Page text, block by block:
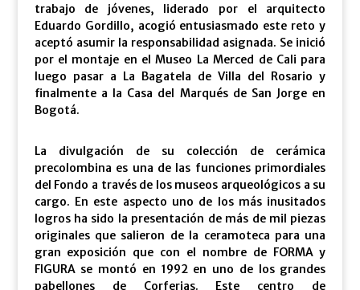
trabajo de jóvenes, liderado por el arquitecto
Eduardo Gordillo, acogió entusiasmado este reto y
aceptó asumir la responsabilidad asignada. Se inició
por el montaje en el Museo La Merced de Cali para
luego pasar a La Bagatela de Villa del Rosario y
finalmente a la Casa del Marqués de San Jorge en
Bogotá.
La divulgación de su colección de cerámica
precolombina es una de las funciones primordiales
del Fondo a través de los museos arqueológicos a su
cargo. En este aspecto uno de los más inusitados
logros ha sido la presentación de más de mil piezas
originales que salieron de la ceramoteca para una
gran exposición que con el nombre de FORMA y
FIGURA se montó en 1992 en uno de los grandes
pabellones de Corferias. Este centro de